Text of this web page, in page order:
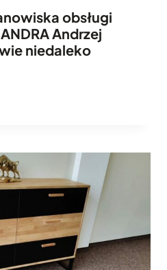
obsługi
Andrzej
niedaleko